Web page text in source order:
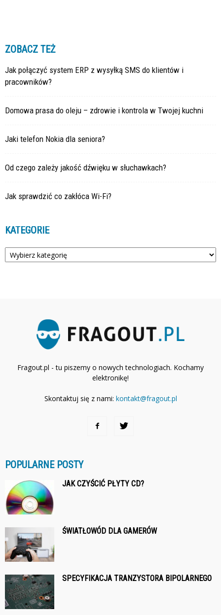
ZOBACZ TEŻ
Jak połączyć system ERP z wysyłką SMS do klientów i
pracowników?
Domowa prasa do oleju – zdrowie i kontrola w Twojej kuchni
Jaki telefon Nokia dla seniora?
Od czego zależy jakość dźwięku w słuchawkach?
Jak sprawdzić co zakłóca Wi-Fi?
KATEGORIE
Kategorie
Fragout.pl - tu piszemy o nowych technologiach. Kochamy
elektronikę!
Skontaktuj się z nami: kontakt@fragout.pl
POPULARNE POSTY
JAK CZYŚCIĆ PŁYTY CD?
ŚWIATŁOWÓD DLA GAMERÓW
SPECYFIKACJA TRANZYSTORA BIPOLARNEGO